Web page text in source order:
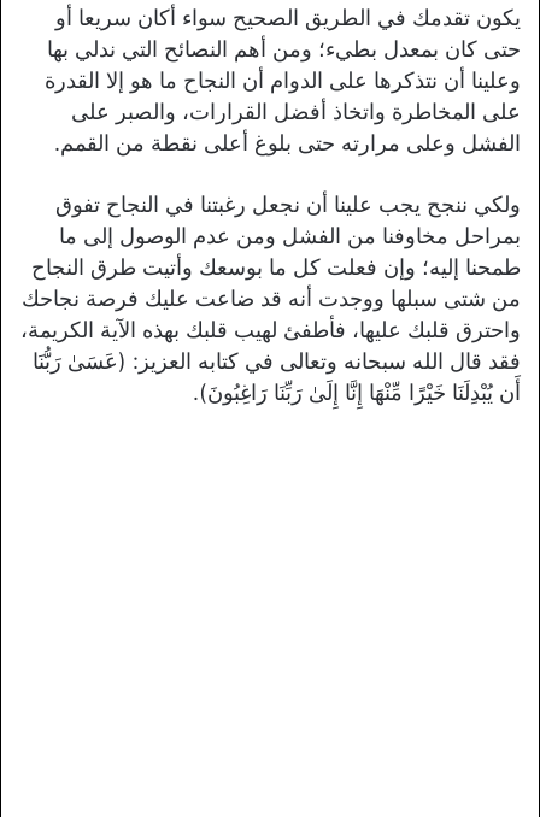
يكون تقدمك في الطريق الصحيح سواء أكان سريعا أو
حتى كان بمعدل بطيء؛ ومن أهم النصائح التي ندلي بها
وعلينا أن نتذكرها على الدوام أن النجاح ما هو إلا القدرة
على المخاطرة واتخاذ أفضل القرارات، والصبر على
الفشل وعلى مرارته حتى بلوغ أعلى نقطة من القمم.
ولكي ننجح يجب علينا أن نجعل رغبتنا في النجاح تفوق
بمراحل مخاوفنا من الفشل ومن عدم الوصول إلى ما
طمحنا إليه؛ وإن فعلت كل ما بوسعك وأتيت طرق النجاح
من شتى سبلها ووجدت أنه قد ضاعت عليك فرصة نجاحك
واحترق قلبك عليها، فأطفئ لهيب قلبك بهذه الآية الكريمة،
فقد قال الله سبحانه وتعالى في كتابه العزيز: (عَسَىٰ رَبُّنَا
أَن يُبْدِلَنَا خَيْرًا مِّنْهَا إِنَّا إِلَىٰ رَبِّنَا رَاغِبُونَ).